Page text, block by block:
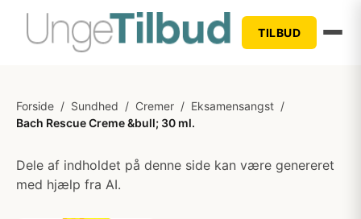
TILBUD
Forside / Sundhed / Cremer / Eksamensangst /
Bach Rescue Creme &bull; 30 ml.
Dele af indholdet på denne side kan være genereret
med hjælp fra AI.